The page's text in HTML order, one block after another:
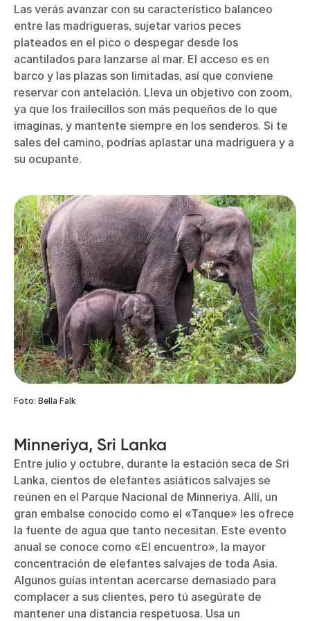
Las verás avanzar con su característico balanceo
entre las madrigueras, sujetar varios peces
plateados en el pico o despegar desde los
acantilados para lanzarse al mar. El acceso es en
barco y las plazas son limitadas, así que conviene
reservar con antelación. Lleva un objetivo con zoom,
ya que los frailecillos son más pequeños de lo que
imaginas, y mantente siempre en los senderos. Si te
sales del camino, podrías aplastar una madriguera y a
su ocupante.
Foto: Bella Falk
Minneriya, Sri Lanka
Entre julio y octubre, durante la estación seca de Sri
Lanka, cientos de elefantes asiáticos salvajes se
reúnen en el Parque Nacional de Minneriya. Allí, un
gran embalse conocido como el «Tanque» les ofrece
la fuente de agua que tanto necesitan. Este evento
anual se conoce como «El encuentro», la mayor
concentración de elefantes salvajes de toda Asia.
Algunos guías intentan acercarse demasiado para
complacer a sus clientes, pero tú asegúrate de
mantener una distancia respetuosa. Usa un